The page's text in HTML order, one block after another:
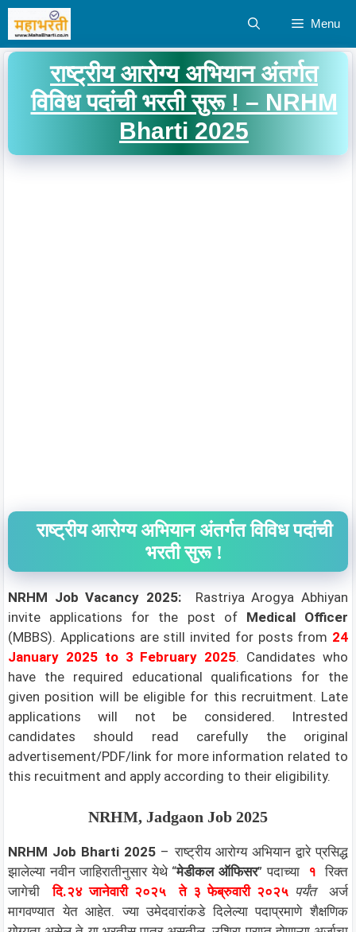
Skip
content
Menu
राष्ट्रीय आरोग्य अभियान अंतर्गत
विविध पदांची भरती सुरू ! – NRHM
Bharti 2025
राष्ट्रीय आरोग्य अभियान अंतर्गत विविध पदांची
भरती सुरू !
NRHM Job Vacancy 2025: Rastriya Arogya Abhiyan
invite applications for the post of Medical Officer
(MBBS). Applications are still invited for posts from 24
January 2025 to 3 February 2025. Candidates who
have the required educational qualifications for the
given position will be eligible for this recruitment. Late
applications will not be considered. Intrested
candidates should read carefully the original
advertisement/PDF/link for more information related to
this recuitment and apply according to their eligibility.
NRHM, Jadgaon Job 2025
NRHM Job Bharti 2025 – राष्ट्रीय आरोग्य अभियान द्वारे प्रसिद्ध
झालेल्या नवीन जाहिरातीनुसार येथे “मेडीकल ऑफिसर” पदाच्या १ रिक्त
जागेचीदि.२४ जानेवारी २०२५ ते ३ फेब्रुवारी २०२५ पर्यंत अर्ज
मागवण्यात येत आहेत. ज्या उमेदवारांकडे दिलेल्या पदाप्रमाणे शैक्षणिक